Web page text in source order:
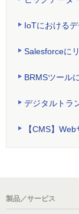
IoTにおける
Salesforceに
BRMSツール
デジタルトラ
【CMS】
製品／サービス